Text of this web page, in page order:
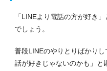
「LINEより電話の方が好き
でしょう。
普段LINEのやりとりばかり
話が好きじゃないのかも」と